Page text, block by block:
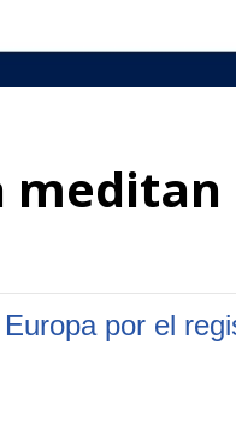
meditan
por el